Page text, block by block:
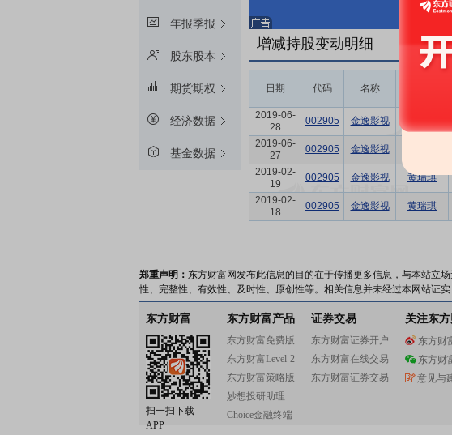
年报季报
股东股本
期货期权
经济数据
基金数据
增减持股变动明细
日期 代码 名称
2019-06-
28
002905 金逸影视
2019-06-
27
002905 金逸影视
2019-02-
19
002905 金逸影视 黄瑞琪
2019-02-
18
002905 金逸影视 黄瑞琪
郑重声明： 东方财富网发布此信息的目的在于传播更多信息，与本站立
性、完整性、有效性、及时性、原创性等。相关信息并未经过本网站证
东方财富
扫一扫下载
APP
东方财富产品
东方财富免费版
东方财富Level-2
东方财富策略版
妙想投研助理
Choice金融终端
证券交易
东方财富证券开户
东方财富在线交易
东方财富证券交易
关注东
东方财
东方财
意见与